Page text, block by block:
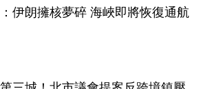
伊朗擁核夢碎 海峽即將恢復通航